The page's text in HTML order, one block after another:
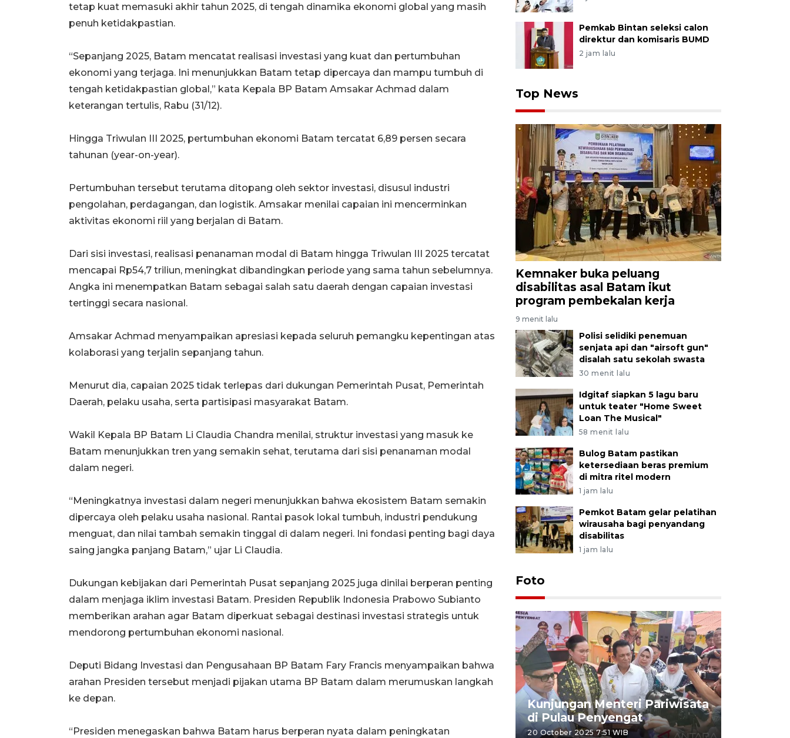
tetap kuat memasuki akhir tahun 2025, di tengah dinamika ekonomi global yang masih
penuh ketidakpastian.
“Sepanjang 2025, Batam mencatat realisasi investasi yang kuat dan pertumbuhan
ekonomi yang terjaga. Ini menunjukkan Batam tetap dipercaya dan mampu tumbuh di
tengah ketidakpastian global,” kata Kepala BP Batam Amsakar Achmad dalam
keterangan tertulis, Rabu (31/12).
Hingga Triwulan III 2025, pertumbuhan ekonomi Batam tercatat 6,89 persen secara
tahunan (year-on-year).
Pertumbuhan tersebut terutama ditopang oleh sektor investasi, disusul industri
pengolahan, perdagangan, dan logistik. Amsakar menilai capaian ini mencerminkan
aktivitas ekonomi riil yang berjalan di Batam.
Dari sisi investasi, realisasi penanaman modal di Batam hingga Triwulan III 2025 tercatat
mencapai Rp54,7 triliun, meningkat dibandingkan periode yang sama tahun sebelumnya.
Angka ini menempatkan Batam sebagai salah satu daerah dengan capaian investasi
tertinggi secara nasional.
Amsakar Achmad menyampaikan apresiasi kepada seluruh pemangku kepentingan atas
kolaborasi yang terjalin sepanjang tahun.
Menurut dia, capaian 2025 tidak terlepas dari dukungan Pemerintah Pusat, Pemerintah
Daerah, pelaku usaha, serta partisipasi masyarakat Batam.
Wakil Kepala BP Batam Li Claudia Chandra menilai, struktur investasi yang masuk ke
Batam menunjukkan tren yang semakin sehat, terutama dari sisi penanaman modal
dalam negeri.
“Meningkatnya investasi dalam negeri menunjukkan bahwa ekosistem Batam semakin
dipercaya oleh pelaku usaha nasional. Rantai pasok lokal tumbuh, industri pendukung
menguat, dan nilai tambah semakin tinggal di dalam negeri. Ini fondasi penting bagi daya
saing jangka panjang Batam,” ujar Li Claudia.
Dukungan kebijakan dari Pemerintah Pusat sepanjang 2025 juga dinilai berperan penting
dalam menjaga iklim investasi Batam. Presiden Republik Indonesia Prabowo Subianto
memberikan arahan agar Batam diperkuat sebagai destinasi investasi strategis untuk
mendorong pertumbuhan ekonomi nasional.
Deputi Bidang Investasi dan Pengusahaan BP Batam Fary Francis menyampaikan bahwa
arahan Presiden tersebut menjadi pijakan utama BP Batam dalam merumuskan langkah
ke depan.
“Presiden menegaskan bahwa Batam harus berperan nyata dalam peningkatan
Pemkab Bintan seleksi calon
direktur dan komisaris BUMD
2 jam lalu
Top News
Kemnaker buka peluang
disabilitas asal Batam ikut
program pembekalan kerja
9 menit lalu
Polisi selidiki penemuan
senjata api dan "airsoft gun"
disalah satu sekolah swasta
30 menit lalu
Idgitaf siapkan 5 lagu baru
untuk teater "Home Sweet
Loan The Musical"
58 menit lalu
Bulog Batam pastikan
ketersediaan beras premium
di mitra ritel modern
1 jam lalu
Pemkot Batam gelar pelatihan
wirausaha bagi penyandang
disabilitas
1 jam lalu
Foto
08 February 2024 15:30 WIB, 2024
Kunjungan Menteri Pariwisata
di Pulau Penyengat
20 October 2025 7:51 WIB